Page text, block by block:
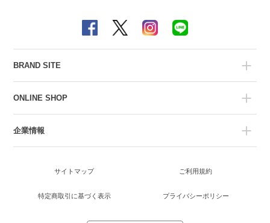
BRAND SITE
ONLINE SHOP
企業情報
サイトマップ ご利用規約
特定商取引に基づく表示 プライバシーポリシー